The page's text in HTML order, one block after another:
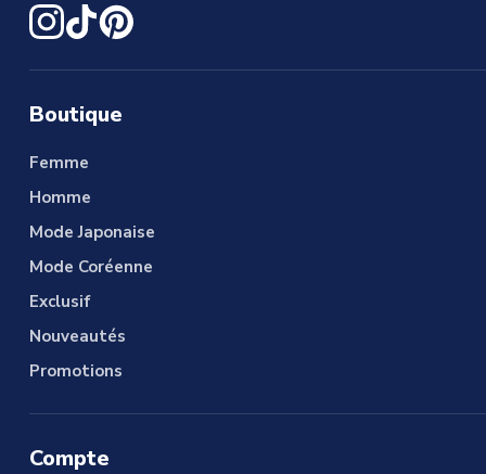
Boutique
Femme
Homme
Mode Japonaise
Mode Coréenne
Exclusif
Nouveautés
Promotions
Compte